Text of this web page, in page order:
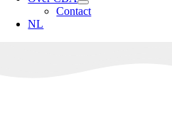
Contact
NL